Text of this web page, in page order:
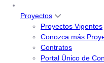
Proyectos
Proyectos Vigentes
Conozca más
Contratos
Portal Único de